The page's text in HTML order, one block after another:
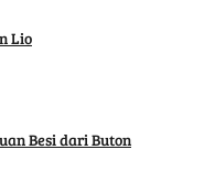
Lio
Besi dari Buton